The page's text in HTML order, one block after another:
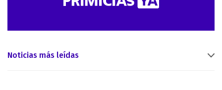
Noticias más leídas